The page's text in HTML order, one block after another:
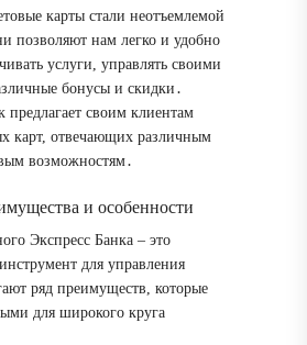
карты стали неотъемлемой
позволяют нам легко и удобно
услуги, управлять своими
бонусы и скидки․
своим клиентам
карт, отвечающих различным
возможностям․
и особенности
Экспресс Банка – это
для управления
ряд преимуществ, которые
для широкого круга